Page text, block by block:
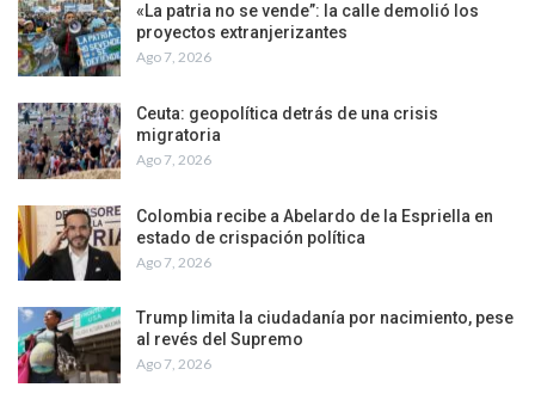
«La patria no se vende”: la calle demolió los
proyectos extranjerizantes
Ago 7, 2026
Ceuta: geopolítica detrás de una crisis
migratoria
Ago 7, 2026
Colombia recibe a Abelardo de la Espriella en
estado de crispación política
Ago 7, 2026
Trump limita la ciudadanía por nacimiento, pese
al revés del Supremo
Ago 7, 2026